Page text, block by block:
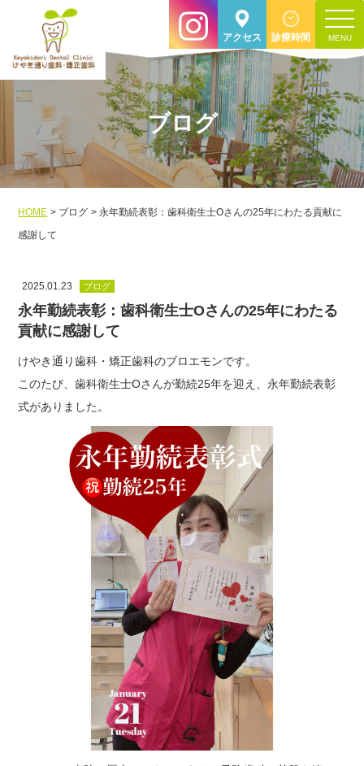
アクセス 診療時間
toggle
ブログ
HOME ブログ
永年勤続表彰：歯科衛生士Oさんの25年にわたる貢献に
感謝して
2025.01.23 ブログ
永年勤続表彰：歯科衛生士Oさんの25年にわたる
貢献に感謝して
けやき通り歯科・矯正歯科のブロエモンです。
このたび、歯科衛生士Oさんが勤続25年を迎え、永年勤続表彰
式がありました。